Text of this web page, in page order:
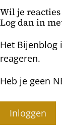
Wil je
Log dan in
Het Bijenblog
reageren.
Heb je geen
Inloggen